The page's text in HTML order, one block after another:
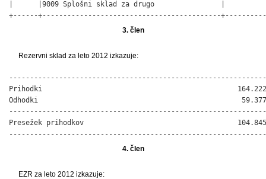
3. člen
Rezervni sklad za leto 2012 izkazuje:
--------------------------------------------------------------
Prihodki                                               164.222
Odhodki                                                 59.377
--------------------------------------------------------------
Presežek prihodkov                                     104.845
--------------------------------------------------------------
4. člen
EZR za leto 2012 izkazuje: